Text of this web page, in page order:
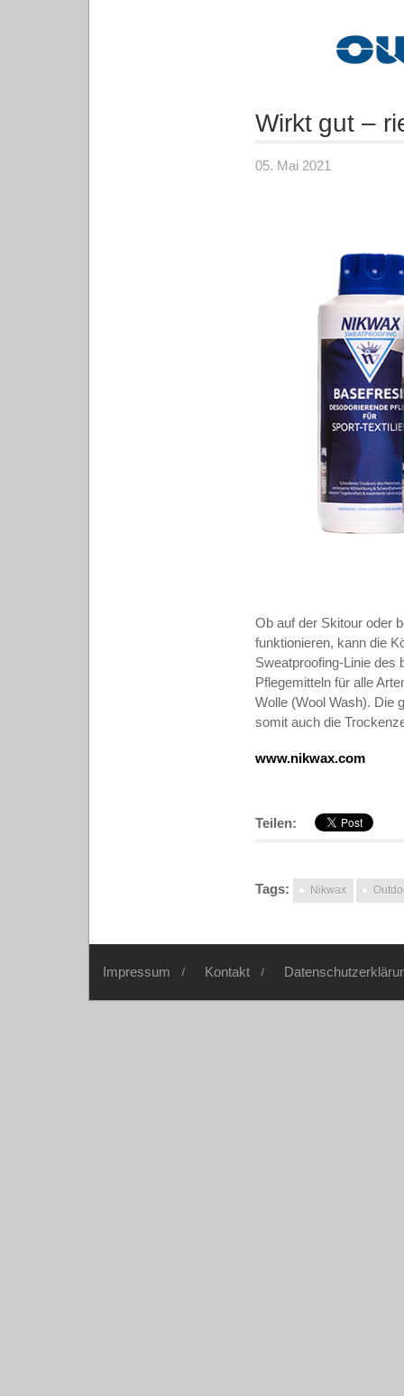
Wirkt gut –
05. Mai 2021
Ob auf der Skitour oder
funktionieren, kann die
Sweatproofing-Linie des
Pflegemitteln für alle
Wolle (Wool Wash). Die
somit auch die
www.nikwax.com
Teilen:
Tags: Nikwax
Impressum Kontakt